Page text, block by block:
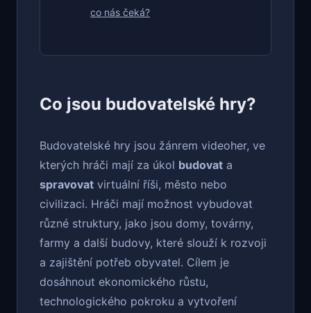
co nás čeká?
Co jsou budovatelské hry?
Budovatelské hry jsou žánrem videoher, ve
kterých hráči mají za úkol budovat a
spravovat virtuální říši, město nebo
civilizaci. Hráči mají možnost vybudovat
různé struktury, jako jsou domy, továrny,
farmy a další budovy, které slouží k rozvoji
a zajištění potřeb obyvatel. Cílem je
dosáhnout ekonomického růstu,
technologického pokroku a vytvoření